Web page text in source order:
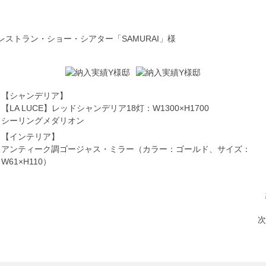
トラン・ショー・シアター「SAMURAI」様
【シャンデリア】
【LA LUCE】レッドシャンデリア18灯：W1300×H1700
シーリングメダリオン
【インテリア】
アンティーク調ゴージャス・ミラー（カラー：ゴールド、サイズ：
W61×H110）